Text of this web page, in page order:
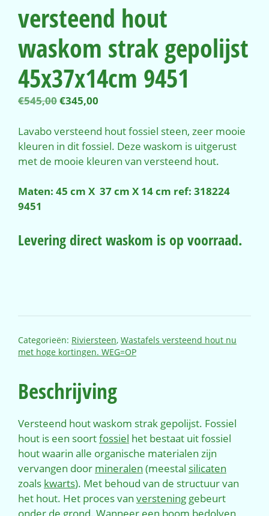
versteend hout
waskom strak gepolijst
45x37x14cm 9451
€545,00Oorspronkelijke
was:
€545,00.
€345,00
is:
€345,00.
Lavabo versteend hout fossiel steen, zeer mooie
kleuren in dit fossiel. Deze waskom is uitgerust
met de mooie kleuren van versteend hout.
Maten: 45 cm X 37 cm X 14 cm ref: 318224
9451
Levering direct waskom is op voorraad.
Categorieën: Riviersteen, Wastafels versteend hout nu
met hoge kortingen. WEG=OP
Beschrijving
Versteend hout waskom strak gepolijst. Fossiel
hout is een soortfossiel het bestaat uit fossiel
hout waarin alle organische materialen zijn
vervangen door mineralen (meestal silicaten
zoals kwarts). Met behoud van de structuur van
het hout. Het proces van verstening gebeurt